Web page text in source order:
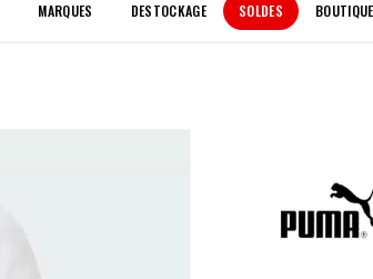
MARQUES DESTOCKAGE SOLDES